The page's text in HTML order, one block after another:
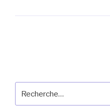
pour